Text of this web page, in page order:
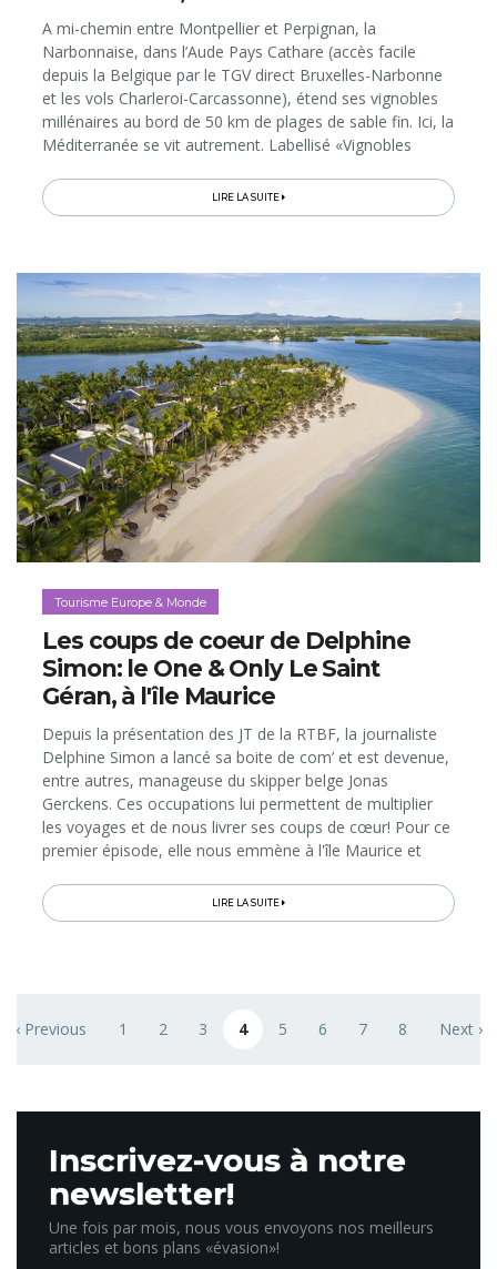
A mi-chemin entre Montpellier et Perpignan, la
Narbonnaise, dans l’Aude Pays Cathare (accès facile
depuis la Belgique par le TGV direct Bruxelles-Narbonne
et les vols Charleroi-Carcassonne), étend ses vignobles
millénaires au bord de 50 km de plages de sable fin. Ici, la
Méditerranée se vit autrement. Labellisé «Vignobles
nombreuses possibilités de séjours dans des gîtes,
chambres d’hôtes et hôtels de charme au cœur de
idées de séjours au milieu des vignes, comprenant bien
d’autres découvertes, entre balades le long du Canal du
Midi, pauses détente et grande gastronomie…
LIRE LA SUITE
Tourisme Europe & Monde
Les coups de coeur de Delphine
Simon: le One & Only Le Saint
Géran, à l'île Maurice
Depuis la présentation des JT de la RTBF, la journaliste
Delphine Simon a lancé sa boite de com’ et est devenue,
entre autres, manageuse du skipper belge Jonas
Gerckens. Ces occupations lui permettent de multiplier
les voyages et de nous livrer ses coups de cœur! Pour ce
premier épisode, elle nous emmène à l'île Maurice et
Géran...
LIRE LA SUITE
Previous page
‹ Previous Page
1 Page
2 Page
3 Page courante
4 Page
5 Page
6 Page
7 Page
8 Next
Next ›
Inscrivez-vous à notre
newsletter!
Une fois par mois, nous vous envoyons nos meilleurs
articles et bons plans «évasion»!